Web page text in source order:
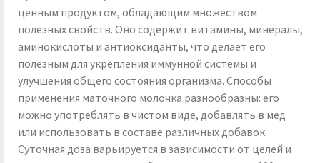
ценным продуктом, обладающим множеством
полезных свойств. Оно содержит витамины, минералы,
аминокислоты и антиоксиданты, что делает его
полезным для укрепления иммунной системы и
улучшения общего состояния организма. Способы
применения маточного молочка разнообразны: его
можно употреблять в чистом виде, добавлять в мед
или использовать в составе различных добавок.
Суточная доза варьируется в зависимости от целей и